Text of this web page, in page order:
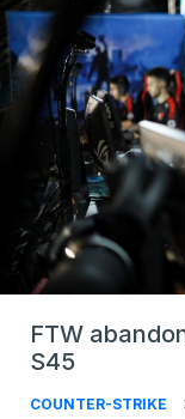
FTW
S45
COUNTER-STRIKE